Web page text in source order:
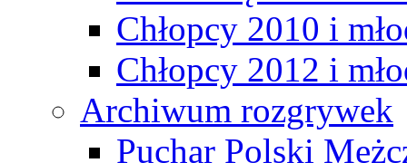
Chłopcy 2010 i
Chłopcy 2012 i
Archiwum rozgrywek
Puchar Polski